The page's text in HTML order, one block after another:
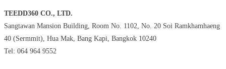
TEEDD360 CO., LTD.
Sangtawan Mansion Building, Room No. 1102, No. 20 Soi Ramkhamhaeng
40 (Sermmit), Hua Mak, Bang Kapi, Bangkok 10240
Tel: 064 964 9552